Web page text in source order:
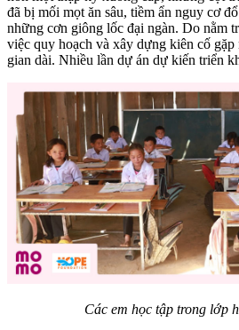
đã bị mối mọt ăn sâu, tiềm ẩn nguy cơ
những cơn giông lốc đại ngàn. Do nằm
việc quy hoạch và xây dựng kiên cố
gian dài. Nhiều lần dự án dự kiến triển
Các em học tập trong lớp